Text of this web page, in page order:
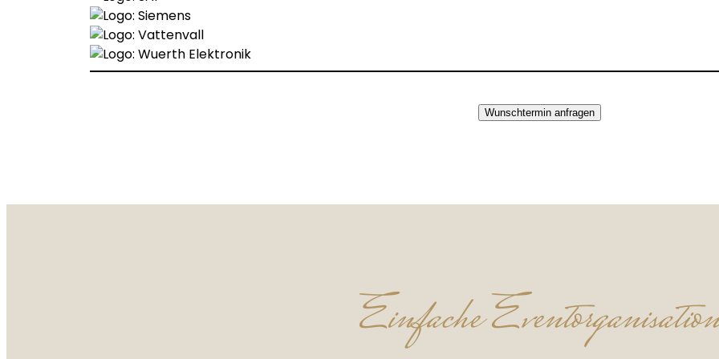
Wunschtermin anfragen
Einfache